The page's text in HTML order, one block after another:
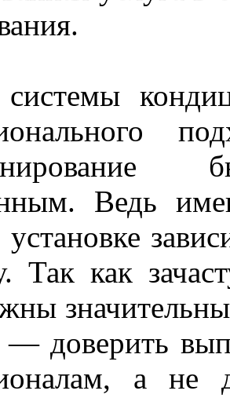
Ведь
установке
Так как
доверить
а не